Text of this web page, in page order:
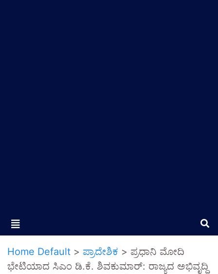
Home Default > ಪ್ರಾದೇಶಿಕ > ಪ್ರಧಾನಿ ಮೋದಿ
ಭೇಟಿಯಾದ ಸಿಎಂ ಡಿ.ಕೆ. ಶಿವಕುಮಾರ್: ರಾಜ್ಯದ ಅಭಿವೃದ್ಧಿ